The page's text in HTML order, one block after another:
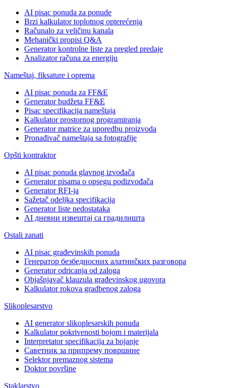
AI pisac ponuda za ponude
Brzi kalkulator toplotnog opterećenja
Računalo za veličinu kanala
Mehanički propisi Q&A
Generator kontrolne liste za pregled predaje
Analizator računa za energiju
Nameštaj, fiksature i oprema
AI pisac ponuda za FF&E
Generator budžeta FF&E
Pisac specifikacija nameštaja
Kalkulator prostornog programiranja
Generator matrice za uporedbu proizvoda
Pronađivač nameštaja sa fotografije
Opšti kontraktor
AI pisac ponuda glavnog izvođača
Generator pisama o opsegu podizvođača
Generator RFI-ja
Sažetač odeljka specifikacija
Generator liste nedostataka
AI дневни извештај са градилишта
Ostali zanati
AI pisac građevinskih ponuda
Генератор безбедносних алатниčких разговора
Generator odricanja od zaloga
Objašnjavač klauzula građevinskog ugovora
Kalkulator rokova gradbenog zaloga
Slikoplesarstvo
AI generator slikoplesarskih ponuda
Kalkulator pokrivenosti bojom i materijala
Interpretator specifikacija za bojanje
Саветник за припрему површине
Selektor premaznog sistema
Doktor površine
Staklarstvo